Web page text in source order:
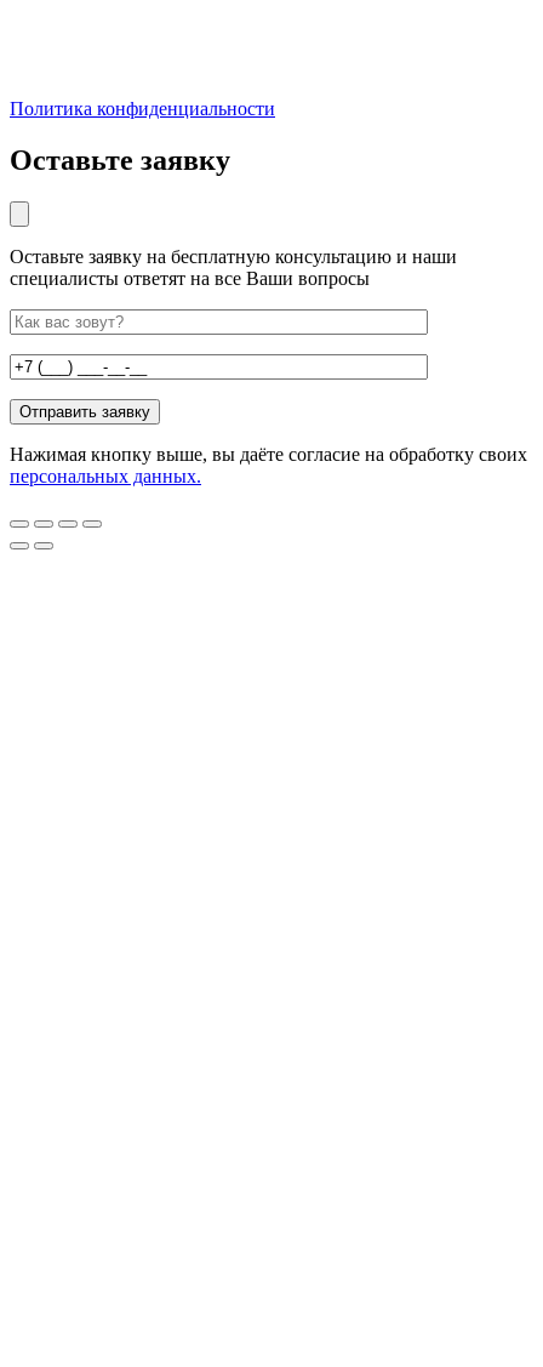
Политика конфиденциальности
Оставьте заявку
Оставьте заявку на бесплатную консультацию и наши
специалисты ответят на все Ваши вопросы
Нажимая кнопку выше, вы даёте согласие на обработку своих
персональных данных.